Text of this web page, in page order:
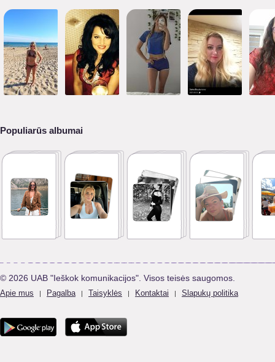
Populiarūs albumai
© 2026 UAB "Ieškok komunikacijos". Visos teisės saugomos.
Apie mus | Pagalba | Taisyklės | Kontaktai | Slapukų politika